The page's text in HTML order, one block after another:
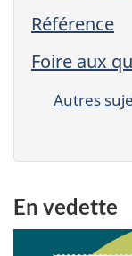
Référence
Foire aux
Autres
En vedette